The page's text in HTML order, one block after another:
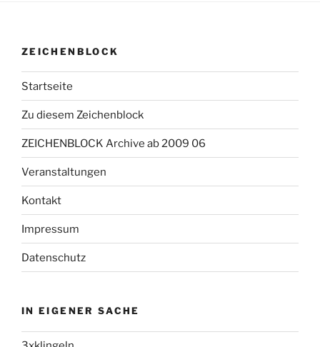
ZEICHENBLOCK
Startseite
Zu diesem Zeichenblock
ZEICHENBLOCK Archive ab 2009 06
Veranstaltungen
Kontakt
Impressum
Datenschutz
IN EIGENER SACHE